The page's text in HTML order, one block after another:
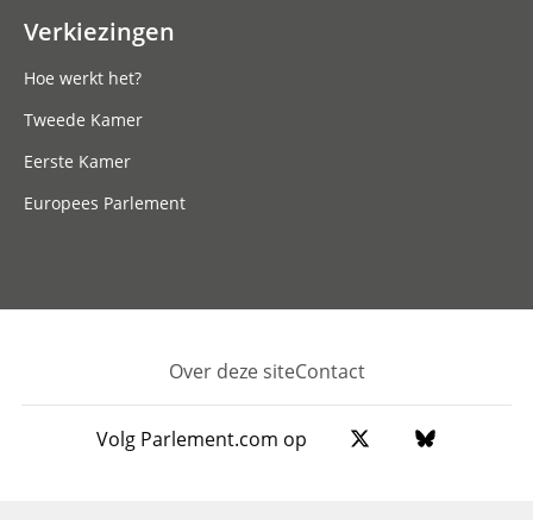
Verkiezingen
Hoe werkt het?
Tweede Kamer
Eerste Kamer
Europees Parlement
Footer
Over deze siteContact
Volg Parlement.com op